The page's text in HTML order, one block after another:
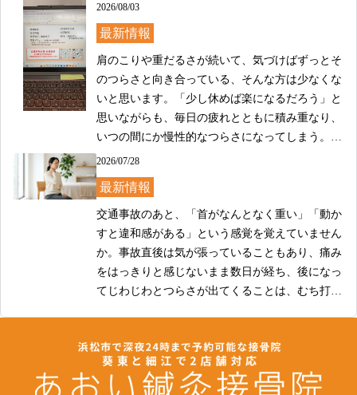
2026/08/03
最新情報
肩のこりや重だるさが続いて、気づけばずっとそ
のつらさと向き合っている、そんな方は少なくな
いと思います。「少し休めば楽になるだろう」と
思いながらも、毎日の疲れとともに積み重なり、
いつの間にか慢性的なつらさになってしまう。そ
のようなお悩みを抱えた方が、当院にもよくご相
談にいらっしゃいます。
当院では、肩こりのつらさに対して、お一人おひ
とりのお身体の状態や日常の過ごし方をていねい
に確認しながら、ケアの方針を一緒に考えていき
ます。デスクワークや長時間の運転、姿勢のクセ
など、肩まわりのこりや重さに影響する背景はさ
に過ごしていただけるよう丁寧に向き合ってまい
ります。
2026/07/28
最新情報
交通事故のあと、「首がなんとなく重い」「動か
すと違和感がある」という感覚を覚えていません
か。事故直後は気が張っていることもあり、痛み
をはっきりと感じないまま数日が経ち、後になっ
てじわじわとつらさが出てくることは、むち打ち
いのではないかと思います。
当院では、首の痛みやこわばりにお悩みの方のお
2026/07/28
最新情報
交通事故の後、その場ではそれほど痛みを感じな
かったのに、数日が経ってから首や肩のつらさ、